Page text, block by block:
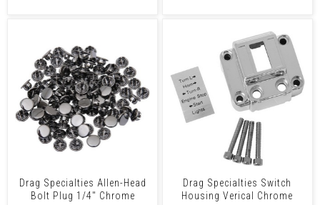
Drag Specialties Allen-Head
Bolt Plug 1/4" Chrome
Drag Specialties Switch
Housing Verical Chrome